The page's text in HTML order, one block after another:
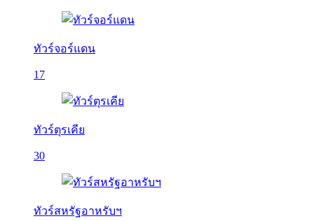
ทัวร์จอร์แดน
17
ทัวร์ตุรเคีย
30
ทัวร์สหรัฐอาหรับฯ